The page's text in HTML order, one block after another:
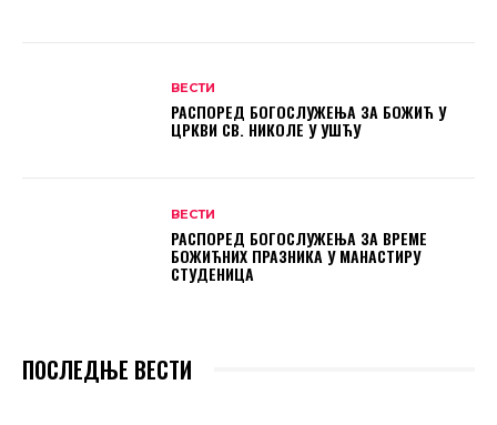
ВЕСТИ
РАСПОРЕД БОГОСЛУЖЕЊА ЗА БОЖИЋ У
ЦРКВИ СВ. НИКОЛЕ У УШЋУ
ВЕСТИ
РАСПОРЕД БОГОСЛУЖЕЊА ЗА ВРЕМЕ
БОЖИЋНИХ ПРАЗНИКА У МАНАСТИРУ
СТУДЕНИЦА
ПОСЛЕДЊЕ ВЕСТИ